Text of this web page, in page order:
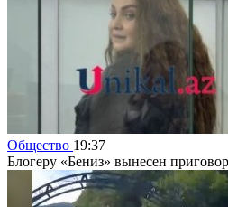
Общество 19:37
Блогеру «Бениз» вынесен приговор